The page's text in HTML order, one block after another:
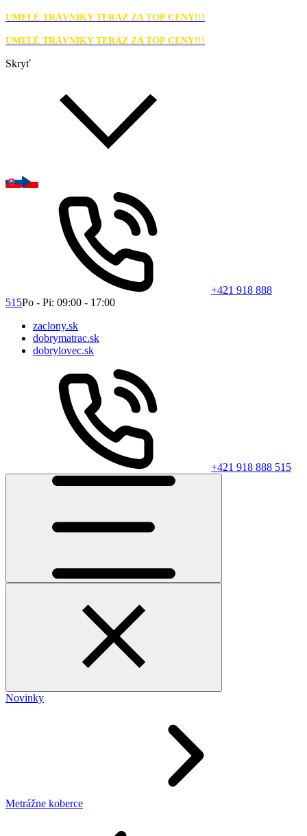
UMELÉ TRÁVNIKY TERAZ ZA TOP CENY!!!
UMELÉ TRÁVNIKY TERAZ ZA TOP CENY!!!
Skryť
+421 918 888
515Po - Pi: 09:00 - 17:00
zaclony.sk
dobrymatrac.sk
dobrylovec.sk
+421 918 888 515
Novinky
Metrážne koberce